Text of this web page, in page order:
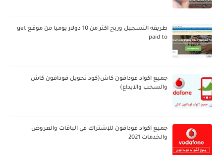
طريقه التسجيل وربح اكثر من 10 دولار يوميا من موقع get
paid to
جميع اكواد فودافون كاش(كود تحويل فودافون كاش
والسحب والايداع)
جميع اكواد فودافون للإشتراك في الباقات والعروض
والخدمات 2021